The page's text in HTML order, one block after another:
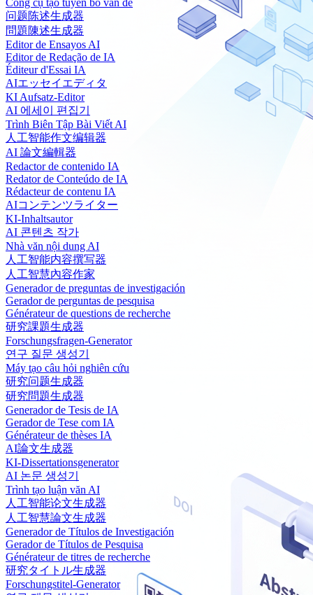
Công cụ tạo tuyên bố vấn đề
问题陈述生成器
問題陳述生成器
Editor de Ensayos AI
Editor de Redação de IA
Éditeur d'Essai IA
AIエッセイエディタ
KI Aufsatz-Editor
AI 에세이 편집기
Trình Biên Tập Bài Viết AI
人工智能作文编辑器
AI 論文編輯器
Redactor de contenido IA
Redator de Conteúdo de IA
Rédacteur de contenu IA
AIコンテンツライター
KI-Inhaltsautor
AI 콘텐츠 작가
Nhà văn nội dung AI
人工智能内容撰写器
人工智慧內容作家
Generador de preguntas de investigación
Gerador de perguntas de pesquisa
Générateur de questions de recherche
研究課題生成器
Forschungsfragen-Generator
연구 질문 생성기
Máy tạo câu hỏi nghiên cứu
研究问题生成器
研究問題生成器
Generador de Tesis de IA
Gerador de Tese com IA
Générateur de thèses IA
AI論文生成器
KI-Dissertationsgenerator
AI 논문 생성기
Trình tạo luận văn AI
人工智能论文生成器
人工智慧論文生成器
Generador de Títulos de Investigación
Gerador de Títulos de Pesquisa
Générateur de titres de recherche
研究タイトル生成器
Forschungstitel-Generator